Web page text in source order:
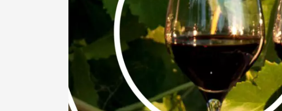
11 août 2026 Oenologie
Apéritif Vigneron au
Musée d'art sacré
Pont-Saint-Esprit